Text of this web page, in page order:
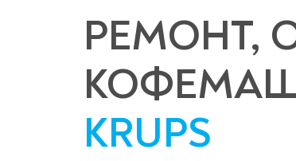
РЕМОНТ,
KRUPS